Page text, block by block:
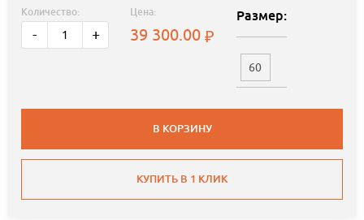
Количество:
- +
Цена:
39 300.00
Размер:
60
В КОРЗИНУ
КУПИТЬ В 1 КЛИК